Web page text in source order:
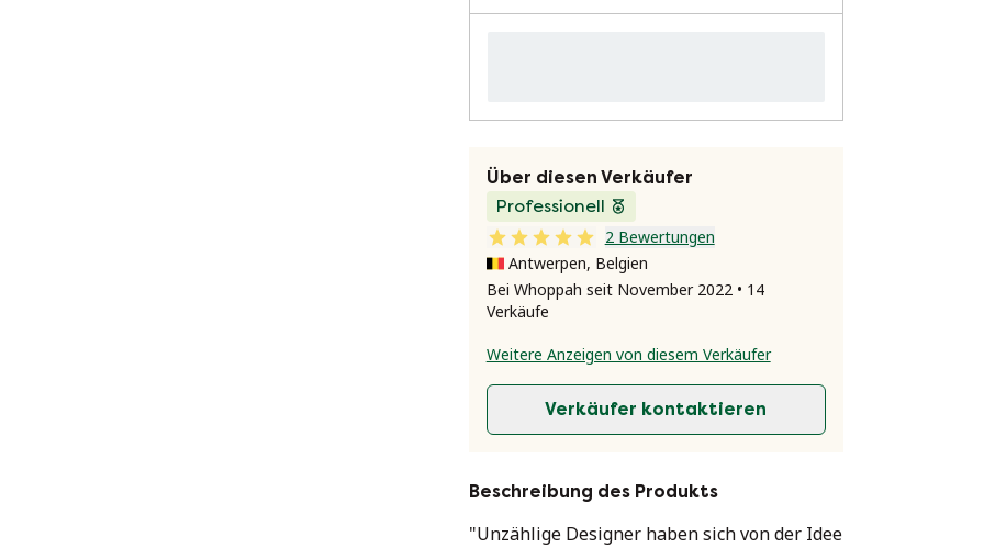
Über diesen Verkäufer
Professionell
2 Bewertungen
Antwerpen, Belgien
Bei Whoppah seit November 2022 • 14
Verkäufe
Weitere Anzeigen von diesem Verkäufer
Verkäufer kontaktieren
Beschreibung des Produkts
"Unzählige Designer haben sich von der Idee